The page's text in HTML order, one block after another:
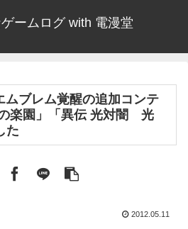
ームログ with 電漫堂
ムブレム覚醒の追加コンテ
楽園」「異伝 光対闇 光
た
2012.05.11